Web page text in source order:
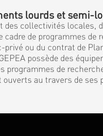
lourds et semi-
des collectivités locales,
cadre de programmes de
privé ou du contrat de
possède des
programmes de
ouverts au travers de ses